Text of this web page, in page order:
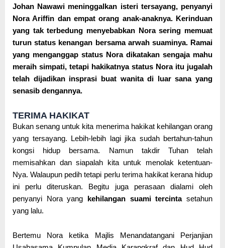
Johan Nawawi meninggalkan isteri tersayang, penyanyi
Nora Ariffin dan empat orang anak-anaknya. Kerinduan
yang tak terbedung menyebabkan Nora sering memuat
turun status kenangan bersama arwah suaminya. Ramai
yang menganggap status Nora dikatakan sengaja mahu
meraih simpati, tetapi hakikatnya status Nora itu jugalah
telah dijadikan insprasi buat wanita di luar sana yang
senasib dengannya.
TERIMA HAKIKAT
Bukan senang untuk kita menerima hakikat kehilangan orang
yang tersayang. Lebih-lebih lagi jika sudah bertahun-tahun
kongsi hidup bersama. Namun takdir Tuhan telah
memisahkan dan siapalah kita untuk menolak ketentuan-
Nya. Walaupun pedih tetapi perlu terima hakikat kerana hidup
ini perlu diteruskan. Begitu juga perasaan dialami oleh
penyanyi Nora yang kehilangan suami tercintasetahun
yang lalu.
Bertemu Nora ketika Majlis Menandatangani Perjanjian